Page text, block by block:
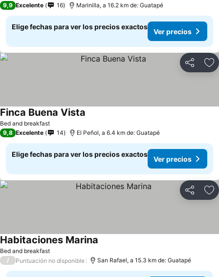
9,9 Excelente 16 Marinilla, a 16.2 km de: Guatapé
Elige fechas para ver los precios exactos
Ver precios
Compartir
Bed and breakfast
Finca Buena Vista
9,8 Excelente 14 El Peñol, a 6.4 km de: Guatapé
Elige fechas para ver los precios exactos
Ver precios
Compartir
Bed and breakfast
Habitaciones Marina
/ Puntuación no disponible San Rafael, a 15.3 km de: Guatapé